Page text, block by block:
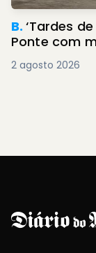
B.‘Tardes
Ponte com
2 agosto 2026